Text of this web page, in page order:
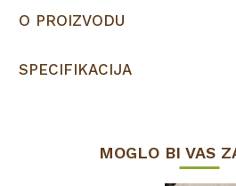
O PROIZVODU
SPECIFIKACIJA
MOGLO BI VAS